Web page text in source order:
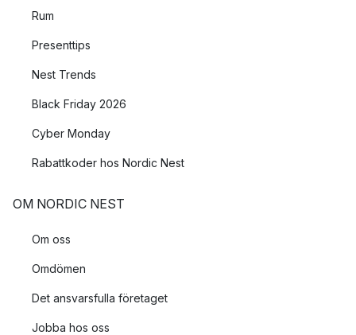
Rum
Presenttips
Nest Trends
Black Friday 2026
Cyber Monday
Rabattkoder hos Nordic Nest
OM NORDIC NEST
Om oss
Omdömen
Det ansvarsfulla företaget
Jobba hos oss